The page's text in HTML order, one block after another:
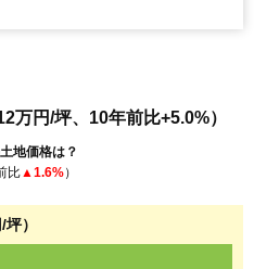
万円/坪、10年前比+5.0%）
地価格は？
比▲1.6%）
）